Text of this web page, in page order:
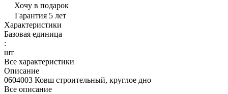
Хочу в подарок
Гарантия 5 лет
Характеристики
Базовая единица
:
шт
Все характеристики
Описание
0604003 Ковш строительный, круглое дно
Все описание